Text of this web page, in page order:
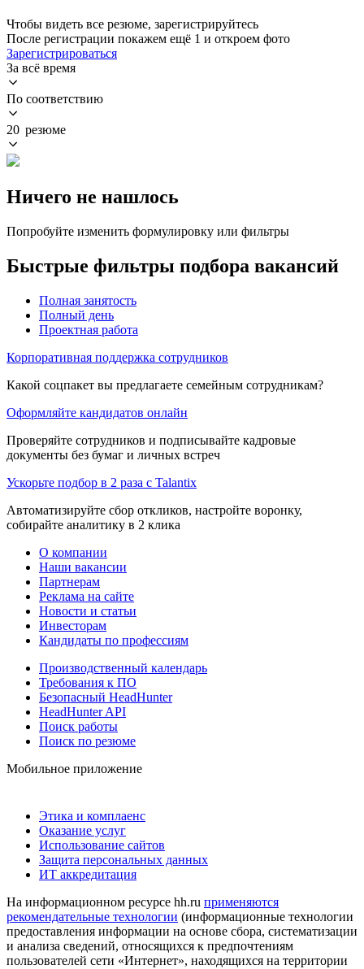
Чтобы видеть все резюме, зарегистрируйтесь
После регистрации покажем ещё 1 и откроем фото
Зарегистрироваться
За всё время
По соответствию
20 резюме
Ничего не нашлось
Попробуйте изменить формулировку или фильтры
Быстрые фильтры подбора вакансий
Полная занятость
Полный день
Проектная работа
Корпоративная поддержка сотрудников
Какой соцпакет вы предлагаете семейным сотрудникам?
Оформляйте кандидатов онлайн
Проверяйте сотрудников и подписывайте кадровые
документы без бумаг и личных встреч
Ускорьте подбор в 2 раза с Talantix
Автоматизируйте сбор откликов, настройте воронку,
собирайте аналитику в 2 клика
О компании
Наши вакансии
Партнерам
Реклама на сайте
Новости и статьи
Инвесторам
Кандидаты по профессиям
Производственный календарь
Требования к ПО
Безопасный HeadHunter
HeadHunter API
Поиск работы
Поиск по резюме
Мобильное приложение
Этика и комплаенс
Оказание услуг
Использование сайтов
Защита персональных данных
ИТ аккредитация
На информационном ресурсе hh.ru применяются
рекомендательные технологии (информационные технологии
предоставления информации на основе сбора, систематизации
и анализа сведений, относящихся к предпочтениям
пользователей сети «Интернет», находящихся на территории